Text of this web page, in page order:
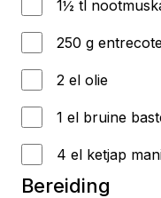
1½ tl
250 g
2 el olie
1 el bruine
4 el ketjap
Bereiding